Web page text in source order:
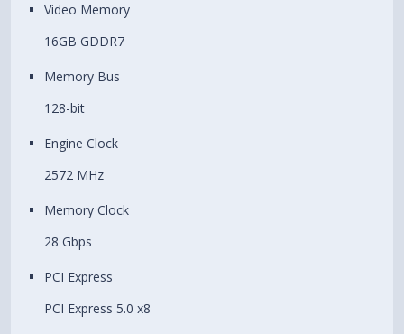
Video Memory
16GB GDDR7
Memory Bus
128-bit
Engine Clock
2572 MHz
Memory Clock
28 Gbps
PCI Express
PCI Express 5.0 x8